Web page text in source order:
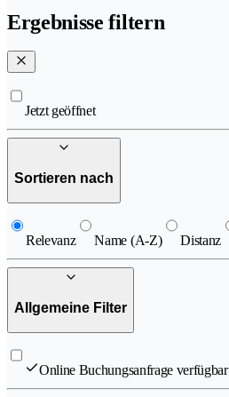
Ergebnisse filtern
Jetzt geöffnet
Sortieren nach
Relevanz Name (A-Z) Distanz
Allgemeine Filter
Online Buchungsanfrage verfügbar